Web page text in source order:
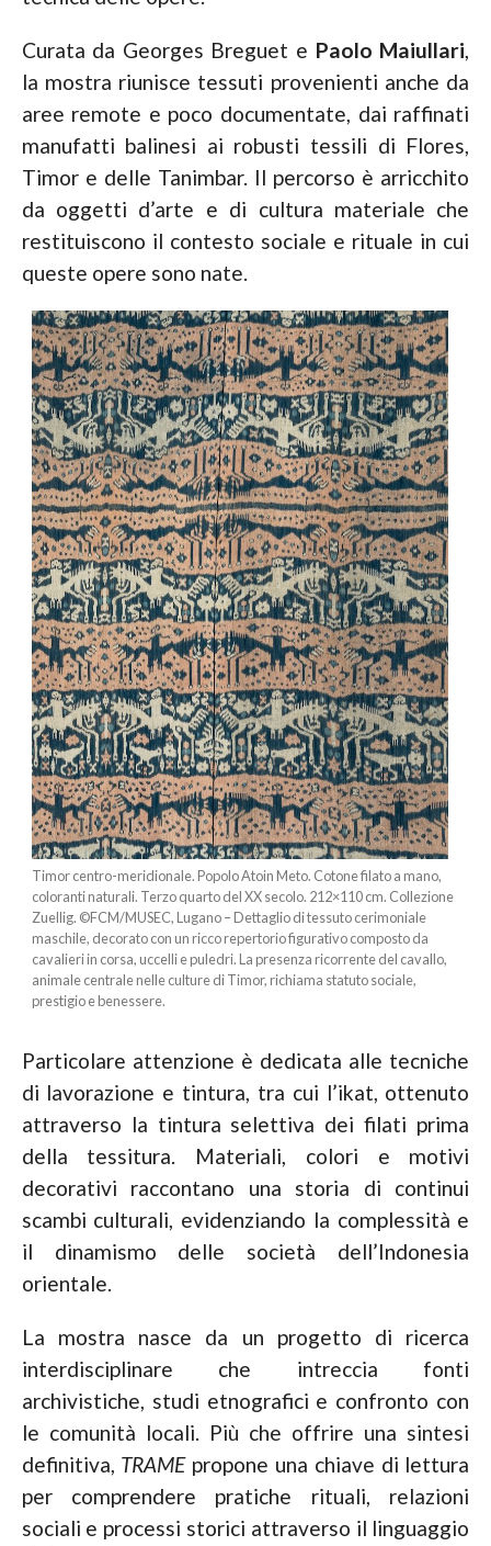
Curata da Georges Breguet e Paolo Maiullari
la mostra riunisce tessuti provenienti anche da
aree remote e poco documentate, dai raffinati
manufatti balinesi ai robusti tessili di Flores,
Timor e delle Tanimbar. Il percorso è arricchito
da oggetti d’arte e di cultura materiale che
restituiscono il contesto sociale e rituale in cui
queste opere sono nate.
Timor centro-meridionale. Popolo Atoin Meto. Cotone filato a mano,
coloranti naturali. Terzo quarto del XX secolo. 212×110 cm. Collezione
Zuellig. ©FCM/MUSEC, Lugano – Dettaglio di tessuto cerimoniale
maschile, decorato con un ricco repertorio figurativo composto da
cavalieri in corsa, uccelli e puledri. La presenza ricorrente del cavallo,
animale centrale nelle culture di Timor, richiama statuto sociale,
prestigio e benessere.
Particolare attenzione è dedicata alle tecniche
di lavorazione e tintura, tra cui l’ikat, ottenuto
attraverso la tintura selettiva dei filati prima
della tessitura. Materiali, colori e motivi
decorativi raccontano una storia di continui
scambi culturali, evidenziando la complessità e
il dinamismo delle società dell’Indonesia
orientale.
La mostra nasce da un progetto di ricerca
interdisciplinare che intreccia fonti
archivistiche, studi etnografici e confronto con
le comunità locali. Più che offrire una sintesi
definitiva, TRAMEpropone una chiave di lettura
per comprendere pratiche rituali, relazioni
sociali e processi storici attraverso il linguaggio